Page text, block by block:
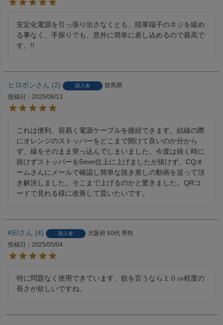
安定化電源を引っ張り出さなくとも、陸軍端子のネジを緩め
る事なく、手探りでも、意外に簡単に差し込めるので最高で
す。!!
ヒロポン 2 購入者
群馬県
投稿日
2025/06/13
これは便利、容易く電源ケーブルを接続できます。結線の際
にオレンジのストッパーをどこまで開けて良いのか分から
ず、線をそのまま突っ込んでしまいました。今度は抜く時に
抜けずストッパーを5mm位上に上げましたが抜けず、CQオ
ームさんにメールで確認し簡単な抜き差しの動画を送って頂
き解決しました。そこまで上げるのかと驚きました。QRコ
ードで見れる様に改善して貰いたいです。
KEI 4 購入者 大阪府 60代 男性
投稿日
2025/05/04
特に問題なく使用できています、欲を言うなら１０㎝程度の
長さが欲しいですね。